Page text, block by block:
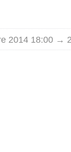
2014 18:00 →